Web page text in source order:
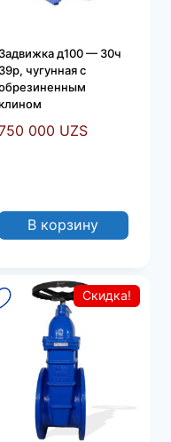
Задвижка д100 — 30ч
39р, чугунная с
клином
000 UZS
В корзину
Скидка!